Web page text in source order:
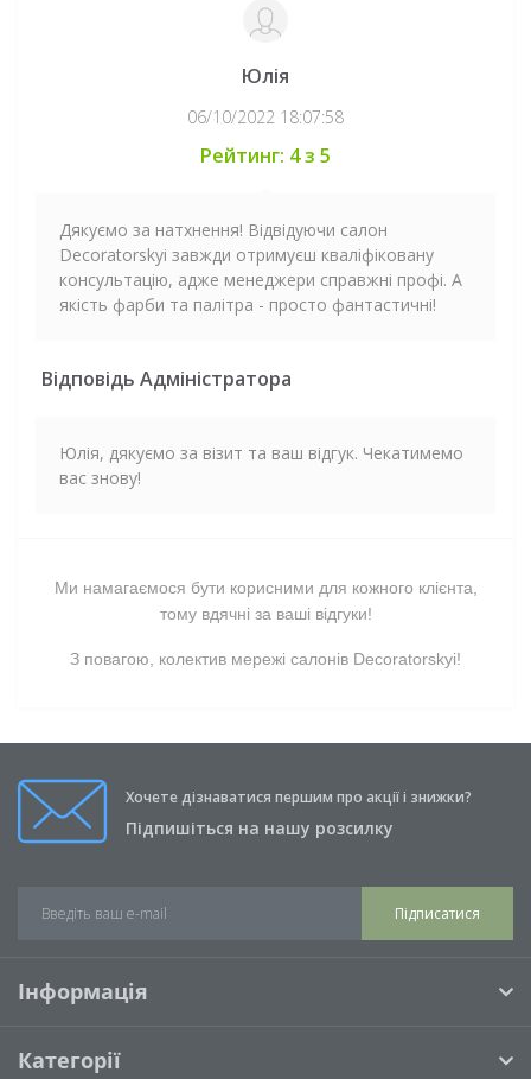
Юлія
06/10/2022 18:07:58
Рейтинг: 4 з 5
Дякуємо за натхнення! Відвідуючи салон
Decoratorskyi завжди отримуєш кваліфіковану
консультацію, адже менеджери справжні профі. А
якість фарби та палітра - просто фантастичні!
Відповідь Адміністратора
Юлія, дякуємо за візит та ваш відгук. Чекатимемо
вас знову!
Ми намагаємося бути корисними для кожного клієнта,
тому вдячні за ваші відгуки!
З повагою, колектив мережі салонів Decoratorskyi!
Хочете дізнаватися першим про акції і знижки?
Підпишіться на нашу розсилку
Підписатися
Інформація
Категорії